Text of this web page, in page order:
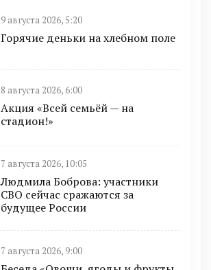
9 августа 2026, 5:20
Горячие деньки на хлебном поле
8 августа 2026, 6:00
Акция «Всей семьёй — на
стадион!»
7 августа 2026, 10:05
Людмила Боброва: участники
СВО сейчас сражаются за
будущее России
7 августа 2026, 9:00